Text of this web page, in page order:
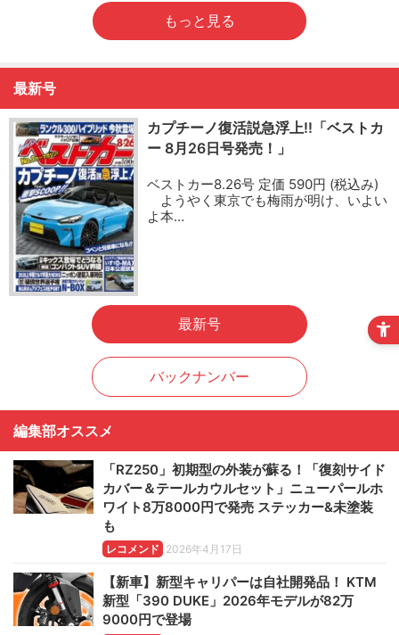
もっと見る
最新号
カプチーノ復活説急浮上!!「ベストカ
ー 8月26日号発売！」
ベストカー8.26号 定価 590円 (税込み)
ようやく東京でも梅雨が明け、いよい
よ本…
最新号
バックナンバー
編集部オススメ
「RZ250」初期型の外装が蘇る！「復刻サイド
カバー＆テールカウルセット」ニューパールホ
ワイト8万8000円で発売 ステッカー&未塗装
も
レコメンド 2026年4月17日
【新車】新型キャリパーは自社開発品！ KTM
新型「390 DUKE」2026年モデルが82万
9000円で登場